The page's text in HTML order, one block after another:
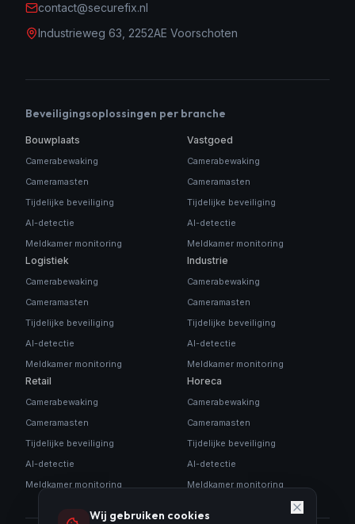
contact@securefix.nl
Industrieweg 63, 2252AE Voorschoten
Beveiligingsoplossingen per branche
Bouwplaats
Camerabewaking
Cameramasten
Tijdelijke beveiliging
AI-detectie
Meldkamer monitoring
Vastgoed
Camerabewaking
Cameramasten
Tijdelijke beveiliging
AI-detectie
Meldkamer monitoring
Logistiek
Camerabewaking
Cameramasten
Tijdelijke beveiliging
AI-detectie
Meldkamer monitoring
Industrie
Camerabewaking
Cameramasten
Tijdelijke beveiliging
AI-detectie
Meldkamer monitoring
Retail
Camerabewaking
Cameramasten
Tijdelijke beveiliging
AI-detectie
Meldkamer monitoring
Horeca
Camerabewaking
Cameramasten
Tijdelijke beveiliging
AI-detectie
Meldkamer monitoring
Wij gebruiken cookies